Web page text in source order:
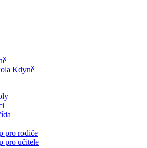
Kdyně
pro rodiče
pro učitele